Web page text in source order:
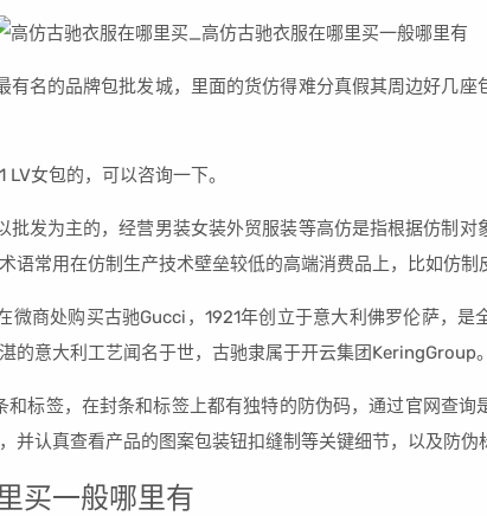
有名的品牌包批发城，里面的货仿得难分真假其周边好几座
女包的，可以咨询一下。
批发为主的，经营男装女装外贸服装等高仿是指根据仿制对
语常用在仿制生产技术壁垒较低的高端消费品上，比如仿制
微商处购买古驰Gucci，1921年创立于意大利佛罗伦萨，是
的意大利工艺闻名于世，古驰隶属于开云集团KeringGroup。
标签，在封条和标签上都有独特的防伪码，通过官网查询
并认真查看产品的图案包装钮扣缝制等关键细节，以及防伪
买一般哪里有